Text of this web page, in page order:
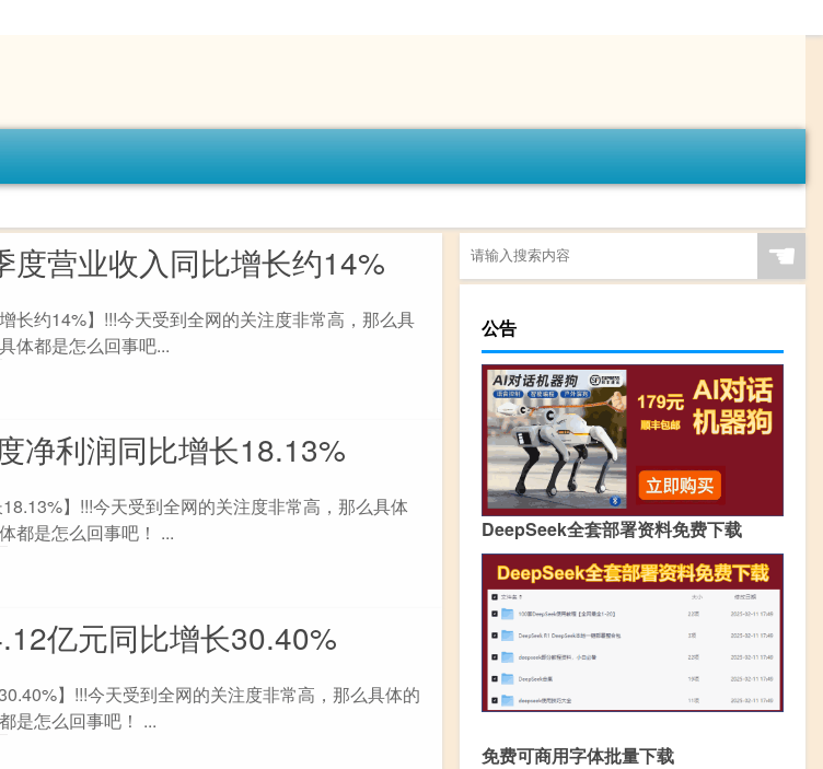
营业收入同比增长约14%
长约14%】!!!今天受到全网的关注度非常高，那么具
体都是怎么回事吧...
净利润同比增长18.13%
】!!!今天受到全网的关注度非常高，那么具体
都是怎么回事吧！ ...
亿元同比增长30.40%
】!!!今天受到全网的关注度非常高，那么具体的
是怎么回事吧！ ...
☚
公告
DeepSeek全套部署资料免费下载
免费可商用字体批量下载